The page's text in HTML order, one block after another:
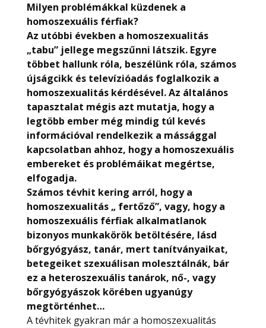
Milyen problémákkal küzdenek a
homoszexuális férfiak?
Az utóbbi években a homoszexualitás
„tabu” jellege megszűnni látszik. Egyre
többet hallunk róla, beszélünk róla, számos
újságcikk és televízióadás foglalkozik a
homoszexualitás kérdésével. Az általános
tapasztalat mégis azt mutatja, hogy a
legtöbb ember még mindig túl kevés
információval rendelkezik a mássággal
kapcsolatban ahhoz, hogy a homoszexuális
embereket és problémáikat megértse,
elfogadja.
Számos tévhit kering arról, hogy a
homoszexualitás „ fertőző”, vagy, hogy a
homoszexuális férfiak alkalmatlanok
bizonyos munkakörök betöltésére, lásd
bőrgyógyász, tanár, mert tanítványaikat,
betegeiket szexuálisan molesztálnák, bár
ez a heteroszexuális tanárok, nő-, vagy
bőrgyógyászok körében ugyanúgy
megtörténhet…
A tévhitek gyakran már a homoszexualitás